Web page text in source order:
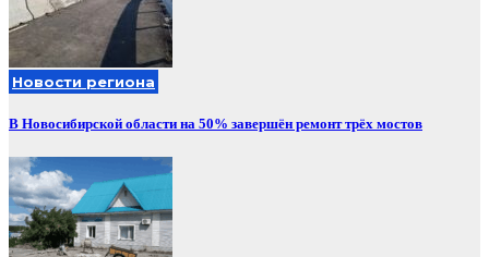
Новости региона
В Новосибирской области на 50% завершён ремонт трёх мостов